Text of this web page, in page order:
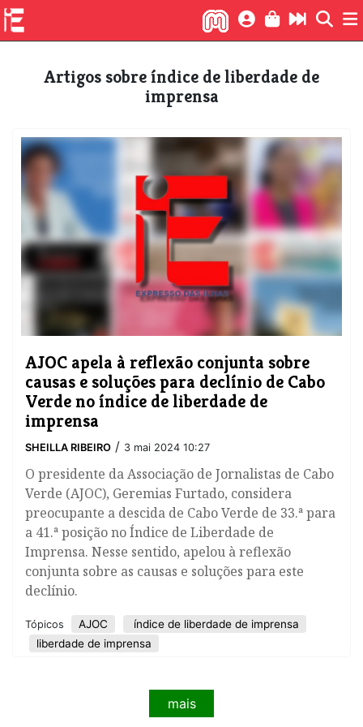
Artigos sobre índice de liberdade de
imprensa
AJOC apela à reflexão conjunta sobre
causas e soluções para declínio de Cabo
Verde no índice de liberdade de
imprensa
SHEILLA RIBEIRO / 3 mai 2024 10:27
O presidente da Associação de Jornalistas de Cabo
Verde (AJOC), Geremias Furtado, considera
preocupante a descida de Cabo Verde de 33.ª para
a 41.ª posição no Índice de Liberdade de
Imprensa. Nesse sentido, apelou à reflexão
conjunta sobre as causas e soluções para este
declínio.
Tópicos AJOC
índice de liberdade de imprensa
liberdade de imprensa
mais